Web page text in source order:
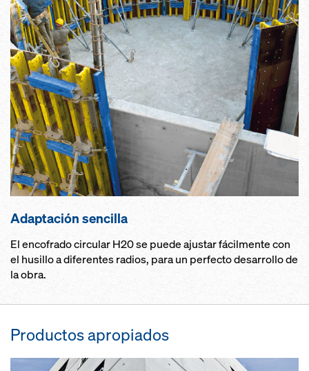
Adaptación sencilla
El encofrado circular H20 se puede ajustar fácilmente con
el husillo a diferentes radios, para un perfecto desarrollo de
la obra.
Productos apropiados